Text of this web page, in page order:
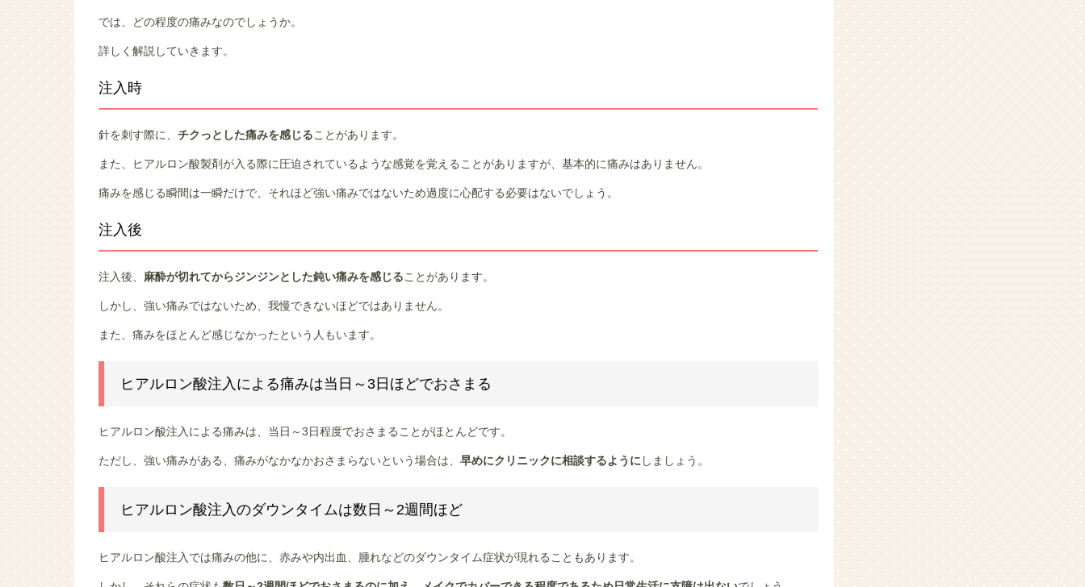
では、どの程度の痛みなのでしょうか。
詳しく解説していきます。
注入時
針を刺す際に、チクっとした痛みを感じることがあります。
また、ヒアルロン酸製剤が入る際に圧迫されているような感覚を覚えることがありますが、基本的に痛みはありません。
痛みを感じる瞬間は一瞬だけで、それほど強い痛みではないため過度に心配する必要はないでしょう。
注入後
注入後、 麻酔が切れてからジンジンとした鈍い痛みを感じることがあります。
しかし、強い痛みではないため、我慢できないほどではありません。
また、痛みをほとんど感じなかったという人もいます。
ヒアルロン酸注入による痛みは当日～3日ほどでおさまる
ヒアルロン酸注入による痛みは、当日～3日程度でおさまることがほとんどです。
ただし、強い痛みがある、痛みがなかなかおさまらないという場合は、早めにクリニックに相談するように しましょう。
ヒアルロン酸注入のダウンタイムは数日～2週間ほど
ヒアルロン酸注入では痛みの他に、赤みや内出血、腫れなどのダウンタイム症状が現れることもあります。